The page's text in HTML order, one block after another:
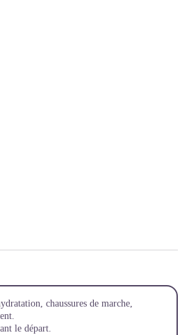
chaussures de marche,
le départ.